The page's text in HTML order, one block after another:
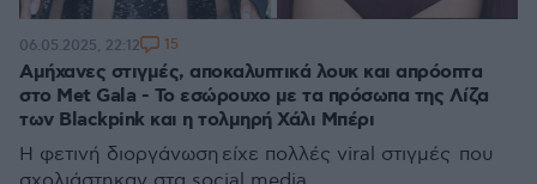
Αμήχανες στιγμές, αποκαλυπτικά λουκ και απρόοπτα
στο Met Gala - Το εσώρουχο με τα πρόσωπα της Λίζα
των Blackpink και η τολμηρή Χάλι Μπέρι
Η φετινή διοργάνωση είχε πολλές viral στιγμές που
06.05.2025, 22:12 15